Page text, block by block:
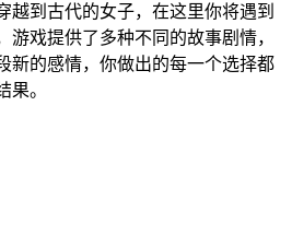
越到古代的女子，在这里你将遇到
游戏提供了多种不同的故事剧情，
新的感情，你做出的每一个选择都
果。